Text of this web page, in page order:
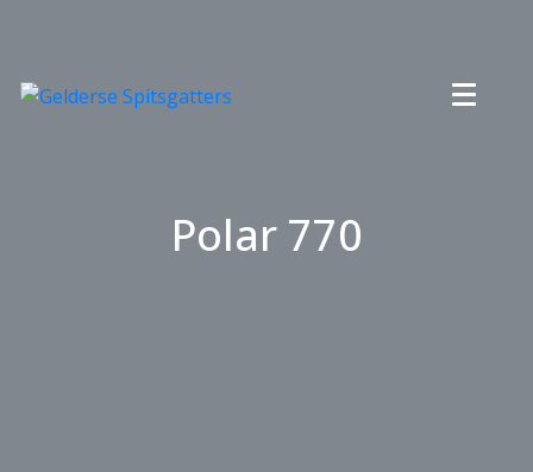
Polar 770